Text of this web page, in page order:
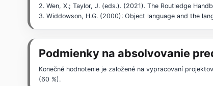
2. Wen, X.; Taylor, J. (eds.). (2021). The Routledge
3. Widdowson, H.G. (2000): Object language and the
Podmienky na absolvovanie
Konečné hodnotenie je založené na vypracovaní
(60 %).